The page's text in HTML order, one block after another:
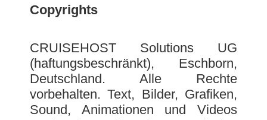
Copyrights
CRUISEHOST Solutions UG
(haftungsbeschränkt), Eschborn,
Deutschland. Alle Rechte
vorbehalten. Text, Bilder, Grafiken,
Sound, Animationen und Videos